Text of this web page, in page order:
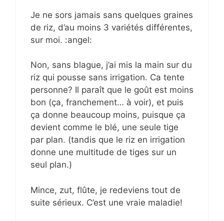
Je ne sors jamais sans quelques graines
de riz, d’au moins 3 variétés différentes,
sur moi. :angel:
Non, sans blague, j’ai mis la main sur du
riz qui pousse sans irrigation. Ca tente
personne? Il paraît que le goût est moins
bon (ça, franchement… à voir), et puis
ça donne beaucoup moins, puisque ça
devient comme le blé, une seule tige
par plan. (tandis que le riz en irrigation
donne une multitude de tiges sur un
seul plan.)
Mince, zut, flûte, je redeviens tout de
suite sérieux. C’est une vraie maladie!